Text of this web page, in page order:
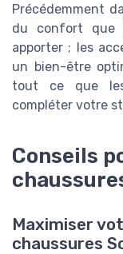
Précédemment
du confort que
apporter ; les
un bien-être
tout ce que
compléter votre
Conseils
Maximiser
chaussures